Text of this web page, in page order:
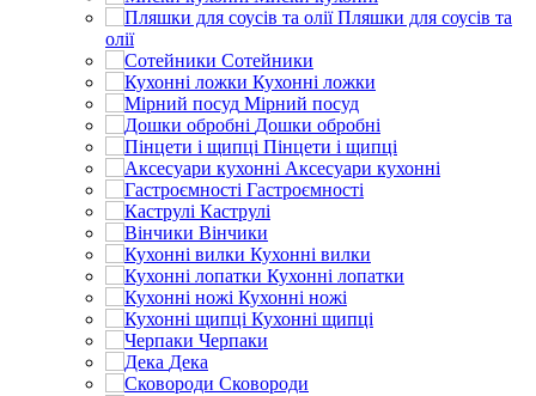
Пляшки для соусів та
олії
Сотейники
Кухонні ложки
Мірний посуд
Дошки обробні
Пінцети і щипці
Аксесуари кухонні
Гастроємності
Каструлі
Вінчики
Кухонні вилки
Кухонні лопатки
Кухонні ножі
Кухонні щипці
Черпаки
Дека
Сковороди